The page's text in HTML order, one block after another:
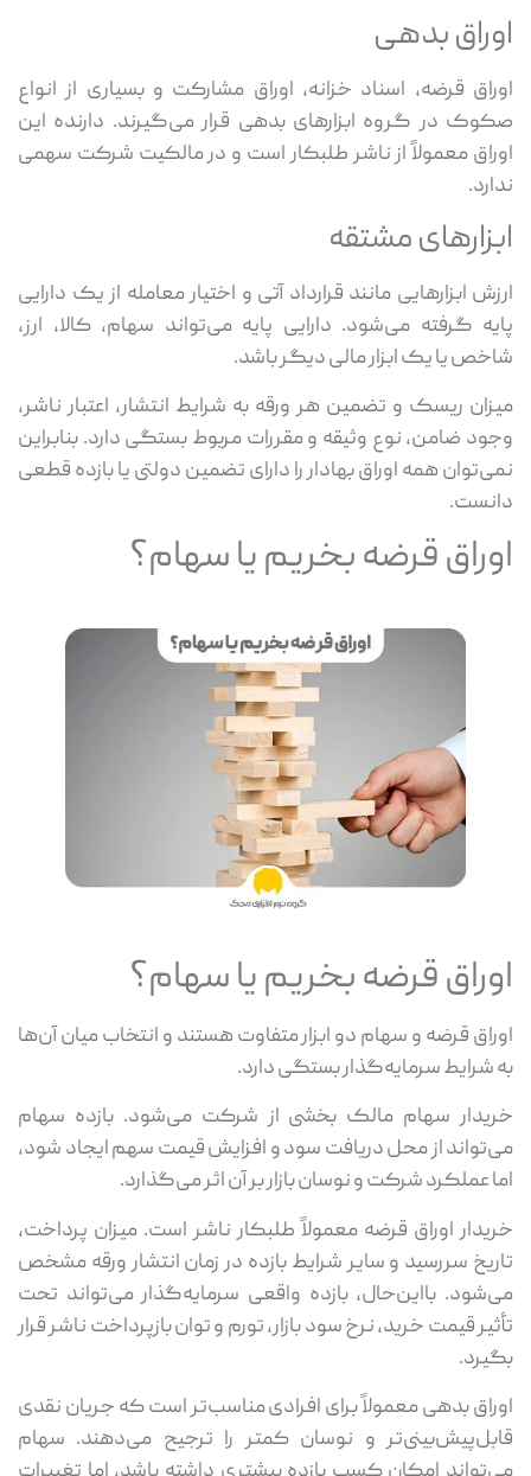
اوراق بدهی
اوراق قرضه، اسناد خزانه، اوراق مشارکت و بسیاری از انواع
صکوک در گروه ابزارهای بدهی قرار می‌گیرند. دارنده این
اوراق معمولاً از ناشر طلبکار است و در مالکیت شرکت سهمی
ندارد.
ابزارهای مشتقه
ارزش ابزارهایی مانند قرارداد آتی و اختیار معامله از یک دارایی
پایه گرفته می‌شود. دارایی پایه می‌تواند سهام، کالا، ارز،
شاخص یا یک ابزار مالی دیگر باشد.
میزان ریسک و تضمین هر ورقه به شرایط انتشار، اعتبار ناشر،
وجود ضامن، نوع وثیقه و مقررات مربوط بستگی دارد. بنابراین
نمی‌توان همه اوراق بهادار را دارای تضمین دولتی یا بازده قطعی
دانست.
اوراق قرضه بخریم یا سهام؟
اوراق قرضه بخریم یا سهام؟
اوراق قرضه و سهام دو ابزار متفاوت هستند و انتخاب میان آن‌ها
به شرایط سرمایه‌گذار بستگی دارد.
خریدار سهام مالک بخشی از شرکت می‌شود. بازده سهام
می‌تواند از محل دریافت سود و افزایش قیمت سهم ایجاد شود،
اما عملکرد شرکت و نوسان بازار بر آن اثر می‌گذارد.
خریدار اوراق قرضه معمولاً طلبکار ناشر است. میزان پرداخت،
تاریخ سررسید و سایر شرایط بازده در زمان انتشار ورقه مشخص
می‌شود. بااین‌حال، بازده واقعی سرمایه‌گذار می‌تواند تحت
تأثیر قیمت خرید، نرخ سود بازار، تورم و توان بازپرداخت ناشر قرار
بگیرد.
اوراق بدهی معمولاً برای افرادی مناسب‌تر است که جریان نقدی
قابل‌پیش‌بینی‌تر و نوسان کمتر را ترجیح می‌دهند. سهام